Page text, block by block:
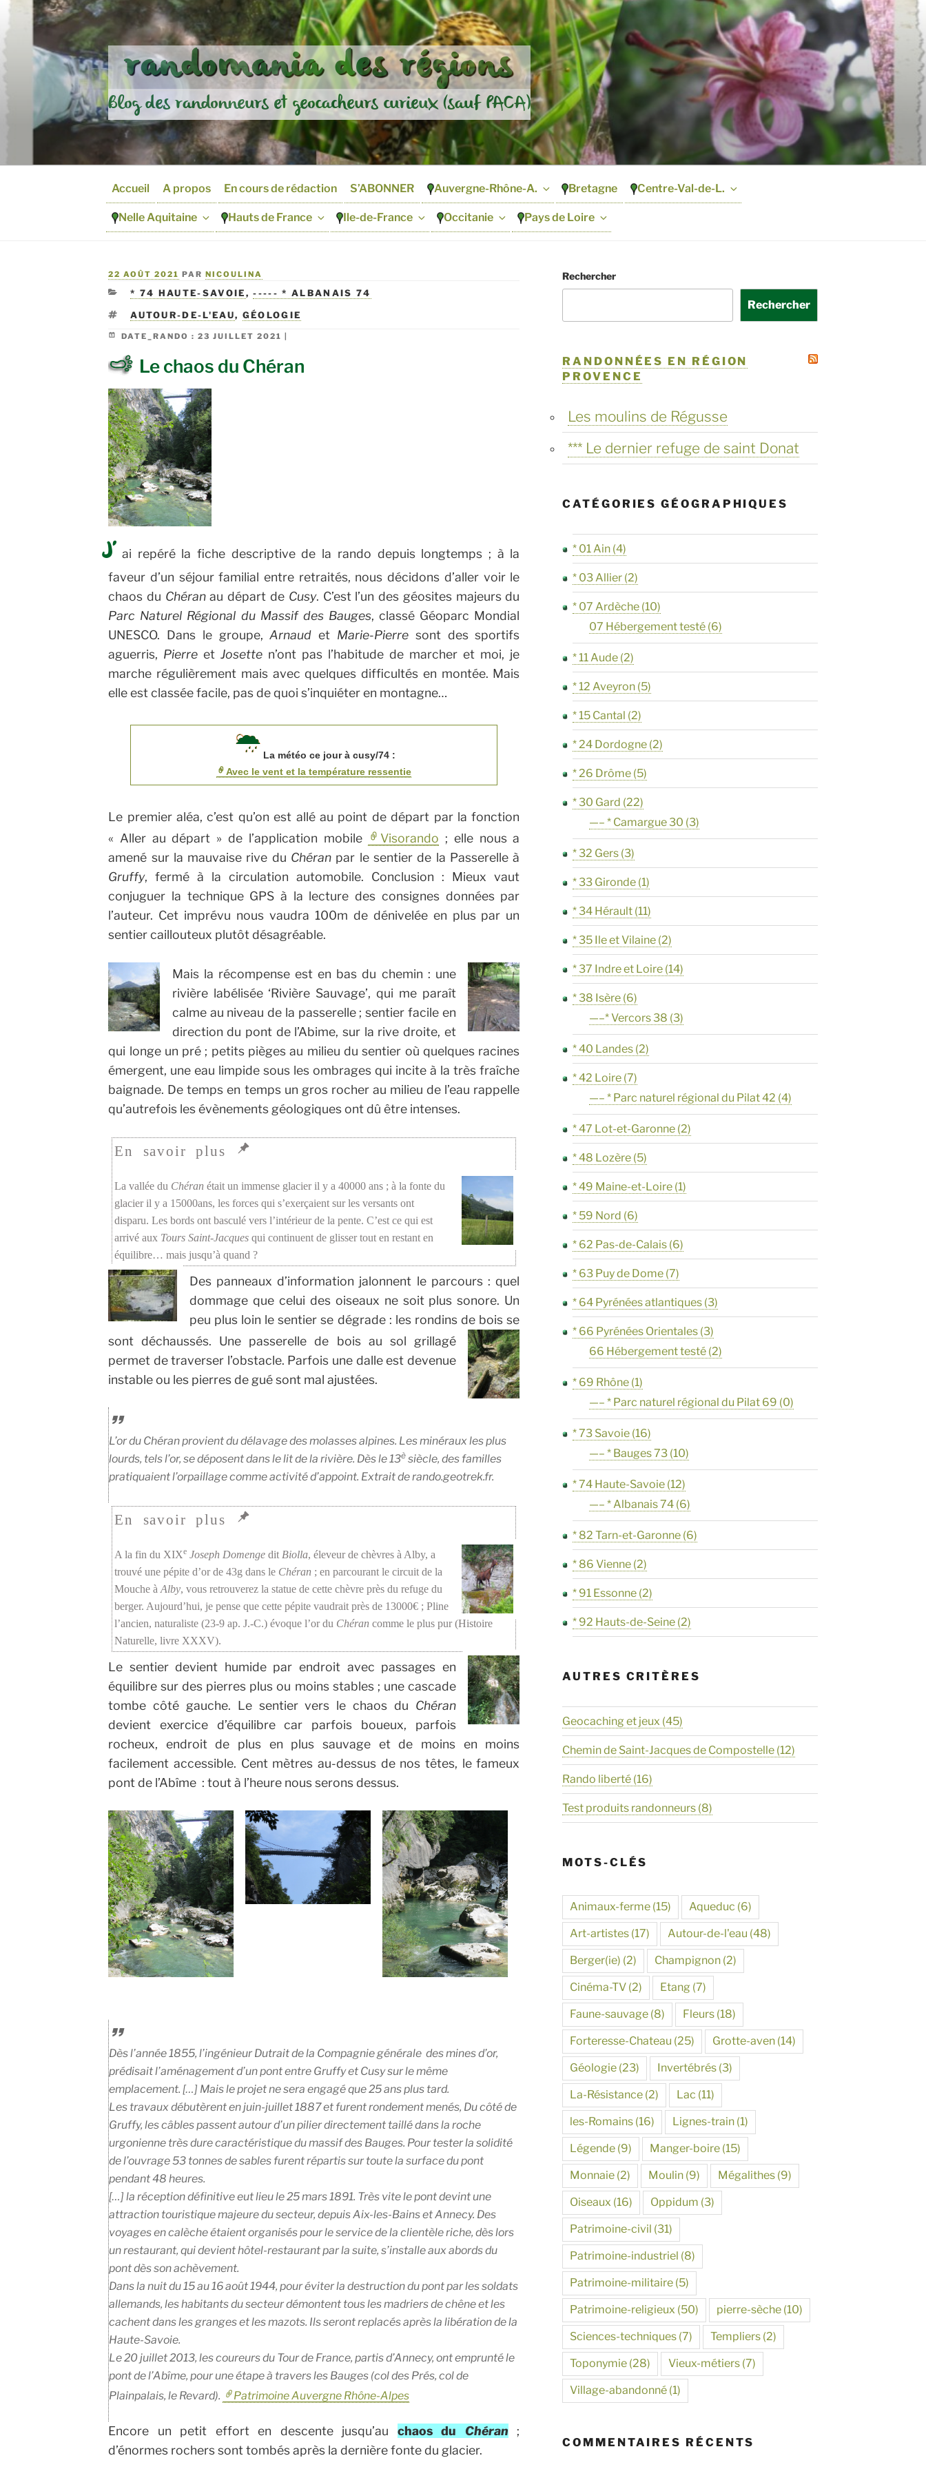
au
contenu
principal
randomania des régions
Blog des randonneurs et geocacheurs curieux (sauf PACA)
Accueil A propos En cours de rédaction S’ABONNER Auvergne-Rhône-A. Bretagne Centre-Val-de-L.
Nelle Aquitaine Hauts de France Ile-de-France Occitanie Pays de Loire
PUBLIÉ
22 AOÛT 2021 PARNICOULINA
CATÉGORIES
* 74 HAUTE-SAVOIE ,----- * ALBANAIS 74
ÉTIQUETTES
AUTOUR-DE-L'EAU, GÉOLOGIE
DATE_RANDO :23 JUILLET 2021 |
Le chaos du Chéran
J’ ai repéré la fiche descriptive de la rando depuis longtemps ; à la
faveur d’un séjour familial entre retraités, nous décidons d’aller voir le
chaos du Chéranau départ de Cusy. C’est l’un des géosites majeurs du
Parc Naturel Régional du Massif des Bauges, classé Géoparc Mondial
UNESCO. Dans le groupe,Arnaud et Marie-Pierresont des sportifs
aguerris, Pierre etJosette n’ont pas l’habitude de marcher et moi, je
marche régulièrement mais avec quelques difficultés en montée. Mais
elle est classée facile, pas de quoi s’inquiéter en montagne…
La météo ce jour à cusy/74 :
Avec le vent et la température ressentie
Le premier aléa, c’est qu’on est allé au point de départ par la fonction
« Aller au départ » de l’application mobile
Visorando ; elle nous a
amené sur la mauvaise rive du Chéran par le sentier de la Passerelle à
Gruffy, fermé à la circulation automobile. Conclusion : Mieux vaut
conjuguer la technique GPS à la lecture des consignes données par
l’auteur. Cet imprévu nous vaudra 100m de dénivelée en plus par un
sentier caillouteux plutôt désagréable.
Mais la récompense est en bas du chemin : une
rivière labélisée ‘Rivière Sauvage’, qui me paraît
calme au niveau de la passerelle ; sentier facile en
direction du pont de l’Abime, sur la rive droite, et
qui longe un pré ; petits pièges au milieu du sentier où quelques racines
émergent, une eau limpide sous les ombrages qui incite à la très fraîche
baignade. De temps en temps un gros rocher au milieu de l’eau rappelle
qu’autrefois les évènements géologiques ont dû être intenses.
La vallée du Chéran était un immense glacier il y a 40000 ans ; à la fonte du
glacier il y a 15000ans, les forces qui s’exerçaient sur les versants ont
disparu. Les bords ont basculé vers l’intérieur de la pente. C’est ce qui est
arrivé aux Tours Saint-Jacques qui continuent de glisser tout en restant en
équilibre… mais jusqu’à quand ?
Des panneaux d’information jalonnent le parcours : quel
dommage que celui des oiseaux ne soit plus sonore. Un
peu plus loin le sentier se dégrade : les rondins de bois se
sont déchaussés. Une passerelle de bois au sol grillagé
permet de traverser l’obstacle. Parfois une dalle est devenue
instable ou les pierres de gué sont mal ajustées.
L’or du Chéran provient du délavage des molasses alpines. Les minéraux les plus
lourds, tels l’or, se déposent dans le lit de la rivière. Dès le 13è siècle, des familles
pratiquaient l’orpaillage comme activité d’appoint. Extrait de rando.geotrek.fr.
A la fin du XIXe Joseph Domenge dit Biolla, éleveur de chèvres à Alby, a
trouvé une pépite d’or de 43g dans le Chéran ; en parcourant le circuit de la
Mouche àAlby, vous retrouverez la statue de cette chèvre près du refuge du
berger. Aujourd’hui, je pense que cette pépite vaudrait près de 13000€ ; Pline
l’ancien, naturaliste (23-9 ap. J.-C.) évoque l’or du Chéran comme le plus pur (Histoire
Naturelle, livre XXXV).
Le sentier devient humide par endroit avec passages en
équilibre sur des pierres plus ou moins stables ; une cascade
tombe côté gauche. Le sentier vers le chaos du Chéran
devient exercice d’équilibre car parfois boueux, parfois
rocheux, endroit de plus en plus sauvage et de moins en moins
facilement accessible. Cent mètres au-dessus de nos têtes, le fameux
pont de l’Abîme : tout à l’heure nous serons dessus.
Dès l’année 1855, l’ingénieur Dutrait de la Compagnie générale des mines d’or,
prédisait l’aménagement d’un pont entre Gruffy et Cusy sur le même
emplacement. […] Mais le projet ne sera engagé que 25 ans plus tard.
Les travaux débutèrent en juin-juillet 1887 et furent rondement menés, Du côté de
Gruffy, les câbles passent autour d’un pilier directement taillé dans la roche
urgonienne très dure caractéristique du massif des Bauges. Pour tester la solidité
de l’ouvrage 53 tonnes de sables furent répartis sur toute la surface du pont
pendant 48 heures.
[…] la réception définitive eut lieu le 25 mars 1891. Très vite le pont devint une
attraction touristique majeure du secteur, depuis Aix-les-Bains et Annecy. Des
voyages en calèche étaient organisés pour le service de la clientèle riche, dès lors
un restaurant, qui devient hôtel-restaurant par la suite, s’installe aux abords du
pont dès son achèvement.
Dans la nuit du 15 au 16 août 1944, pour éviter la destruction du pont par les soldats
allemands, les habitants du secteur démontent tous les madriers de chêne et les
cachent dans les granges et les mazots. Ils seront replacés après la libération de la
Haute-Savoie.
Le 20 juillet 2013, les coureurs du Tour de France, partis d’Annecy, ont emprunté le
pont de l’Abîme, pour une étape à travers les Bauges (col des Prés, col de
Plainpalais, le Revard).
Patrimoine Auvergne Rhône-Alpes
Encore un petit effort en descente jusqu’au chaos du Chéran ;
d’énormes rochers sont tombés après la dernière fonte du glacier.
Rechercher
Rechercher
RANDONNÉES EN RÉGION
PROVENCE
Les moulins de Régusse
*** Le dernier refuge de saint Donat
CATÉGORIES GÉOGRAPHIQUES
* 01 Ain (4)
* 03 Allier (2)
* 07 Ardèche (10)
07 Hébergement testé (6)
* 11 Aude (2)
* 12 Aveyron (5)
* 15 Cantal (2)
* 24 Dordogne (2)
* 26 Drôme (5)
* 30 Gard (22)
—– * Camargue 30 (3)
* 32 Gers (3)
* 33 Gironde (1)
* 34 Hérault (11)
* 35 Ile et Vilaine (2)
* 37 Indre et Loire (14)
* 38 Isère (6)
—–* Vercors 38 (3)
* 40 Landes (2)
* 42 Loire (7)
—– * Parc naturel régional du Pilat 42 (4)
* 47 Lot-et-Garonne (2)
* 48 Lozère (5)
* 49 Maine-et-Loire (1)
* 59 Nord (6)
* 62 Pas-de-Calais (6)
* 63 Puy de Dome (7)
* 64 Pyrénées atlantiques (3)
* 66 Pyrénées Orientales (3)
66 Hébergement testé (2)
* 69 Rhône (1)
—– * Parc naturel régional du Pilat 69 (0)
* 73 Savoie (16)
—– * Bauges 73 (10)
* 74 Haute-Savoie (12)
—– * Albanais 74 (6)
* 82 Tarn-et-Garonne (6)
* 86 Vienne (2)
* 91 Essonne (2)
* 92 Hauts-de-Seine (2)
AUTRES CRITÈRES
Geocaching et jeux (45)
Chemin de Saint-Jacques de Compostelle (12)
Rando liberté (16)
Test produits randonneurs (8)
MOTS-CLÉS
Animaux-ferme (15) Aqueduc (6)
Art-artistes (17) Autour-de-l'eau (48)
Berger(ie) (2) Champignon (2)
Cinéma-TV (2) Etang (7)
Faune-sauvage (8) Fleurs (18)
Forteresse-Chateau (25) Grotte-aven (14)
Géologie (23) Invertébrés (3)
La-Résistance (2) Lac (11)
les-Romains (16) Lignes-train (1)
Légende (9) Manger-boire (15)
Monnaie (2) Moulin (9) Mégalithes (9)
Oiseaux (16) Oppidum (3)
Patrimoine-civil (31)
Patrimoine-industriel (8)
Patrimoine-militaire (5)
Patrimoine-religieux (50) pierre-sèche (10)
Sciences-techniques (7) Templiers (2)
Toponymie (28) Vieux-métiers (7)
Village-abandonné (1)
COMMENTAIRES RÉCENTS